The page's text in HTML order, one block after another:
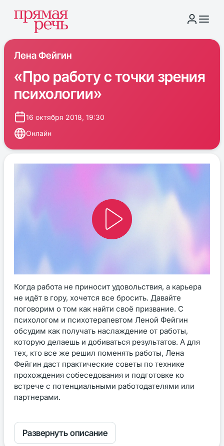
Лена Фейгин
«Про работу с точки зрения
психологии»
16 октября 2018, 19:30
Онлайн
Когда работа не приносит удовольствия, а карьера
не идёт в гору, хочется все бросить. Давайте
поговорим о том как найти своё призвание. С
психологом и психотерапевтом Леной Фейгин
обсудим как получать наслаждение от работы,
которую делаешь и добиваться результатов. А для
тех, кто все же решил поменять работы, Лена
Фейгин даст практические советы по технике
прохождения собеседования и подготовке ко
встрече с потенциальными работодателями или
партнерами.
Развернуть описание